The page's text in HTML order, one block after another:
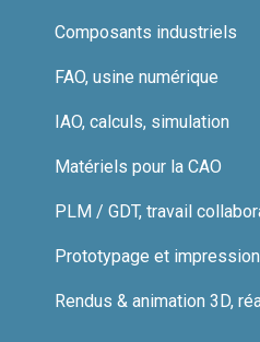
Composants industriels
FAO, usine numérique
IAO, calculs, simulation
Matériels pour la CAO
PLM / GDT, travail
Prototypage et
Rendus & animation 3D,